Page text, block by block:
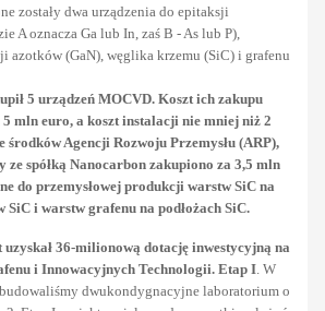
zostały dwa urządzenia do epitaksji
A oznacza Ga lub In, zaś B - As lub P),
azotków (GaN), węglika krzemu (SiC) i grafenu
5 urządzeń MOCVD. Koszt ich zakupu
mln euro, a koszt instalacji nie mniej niż 2
środków Agencji Rozwoju Przemysłu (ARP),
ze spółką Nanocarbon zakupiono za 3,5 mln
do przemysłowej produkcji warstw SiC na
SiC i warstw grafenu na podłożach SiC.
36-milionową dotację inwestycyjną na
i Innowacyjnych Technologii. Etap I. W
dwukondygnacyjne laboratorium o